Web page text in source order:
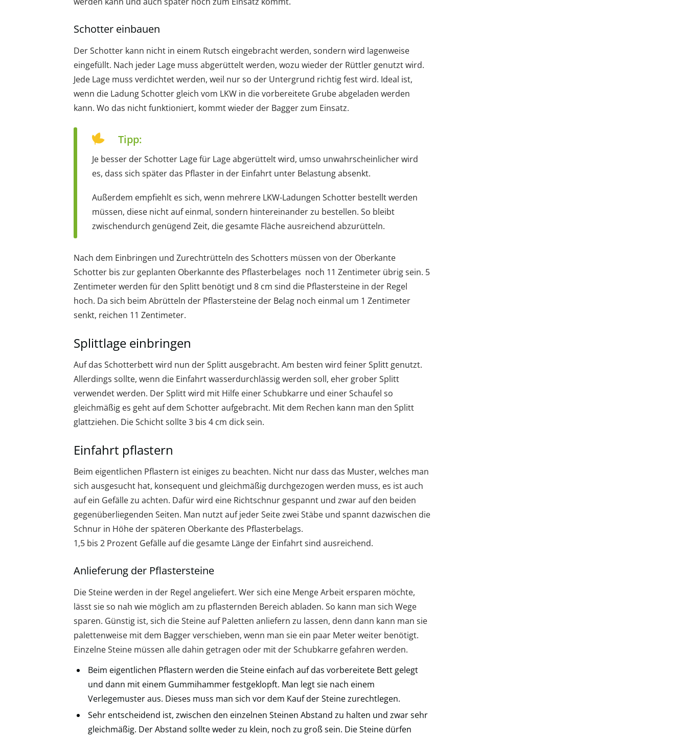
Schotter einbauen
Der Schotter kann nicht in einem Rutsch eingebracht werden, sondern wird lagenweise
eingefüllt. Nach jeder Lage muss abgerüttelt werden, wozu wieder der Rüttler genutzt wird.
Jede Lage muss verdichtet werden, weil nur so der Untergrund richtig fest wird. Ideal ist,
wenn die Ladung Schotter gleich vom LKW in die vorbereitete Grube abgeladen werden
kann. Wo das nicht funktioniert, kommt wieder der Bagger zum Einsatz.
Tipp:
Je besser der Schotter Lage für Lage abgerüttelt wird, umso unwahrscheinlicher wird
es, dass sich später das Pflaster in der Einfahrt unter Belastung absenkt.
Außerdem empfiehlt es sich, wenn mehrere LKW-Ladungen Schotter bestellt werden
müssen, diese nicht auf einmal, sondern hintereinander zu bestellen. So bleibt
zwischendurch genügend Zeit, die gesamte Fläche ausreichend abzurütteln.
Nach dem Einbringen und Zurechtrütteln des Schotters müssen von der Oberkante
Schotter bis zur geplanten Oberkannte des Pflasterbelages noch 11 Zentimeter übrig sein. 5
Zentimeter werden für den Splitt benötigt und 8 cm sind die Pflastersteine in der Regel
hoch. Da sich beim Abrütteln der Pflastersteine der Belag noch einmal um 1 Zentimeter
senkt, reichen 11 Zentimeter.
Splittlage einbringen
Auf das Schotterbett wird nun der Splitt ausgebracht. Am besten wird feiner Splitt genutzt.
Allerdings sollte, wenn die Einfahrt wasserdurchlässig werden soll, eher grober Splitt
verwendet werden. Der Splitt wird mit Hilfe einer Schubkarre und einer Schaufel so
gleichmäßig es geht auf dem Schotter aufgebracht. Mit dem Rechen kann man den Splitt
glattziehen. Die Schicht sollte 3 bis 4 cm dick sein.
Einfahrt pflastern
Beim eigentlichen Pflastern ist einiges zu beachten. Nicht nur dass das Muster, welches man
sich ausgesucht hat, konsequent und gleichmäßig durchgezogen werden muss, es ist auch
auf ein Gefälle zu achten. Dafür wird eine Richtschnur gespannt und zwar auf den beiden
gegenüberliegenden Seiten. Man nutzt auf jeder Seite zwei Stäbe und spannt dazwischen die
Schnur in Höhe der späteren Oberkante des Pflasterbelags.
1,5 bis 2 Prozent Gefälle auf die gesamte Länge der Einfahrt sind ausreichend.
Anlieferung der Pflastersteine
Die Steine werden in der Regel angeliefert. Wer sich eine Menge Arbeit ersparen möchte,
lässt sie so nah wie möglich am zu pflasternden Bereich abladen. So kann man sich Wege
sparen. Günstig ist, sich die Steine auf Paletten anliefern zu lassen, denn dann kann man sie
palettenweise mit dem Bagger verschieben, wenn man sie ein paar Meter weiter benötigt.
Einzelne Steine müssen alle dahin getragen oder mit der Schubkarre gefahren werden.
Beim eigentlichen Pflastern werden die Steine einfach auf das vorbereitete Bett gelegt
und dann mit einem Gummihammer festgeklopft. Man legt sie nach einem
Verlegemuster aus. Dieses muss man sich vor dem Kauf der Steine zurechtlegen.
Sehr entscheidend ist, zwischen den einzelnen Steinen Abstand zu halten und zwar sehr
gleichmäßig. Der Abstand sollte weder zu klein, noch zu groß sein. Die Steine dürfen